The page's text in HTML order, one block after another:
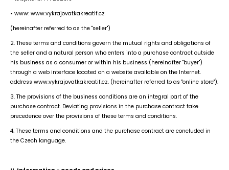
• www: www.vykrajovatkakreatif.cz
(hereinafter referred to as the "seller")
2. These terms and conditions govern the mutual rights and obligations of
the seller and a natural person who enters into a purchase contract outside
his business as a consumer or within his business (hereinafter "buyer")
through a web interface located on a website available on the Internet.
address www.vykrajovatkakreatif.cz. (hereinafter referred to as "online store").
3. The provisions of the business conditions are an integral part of the
purchase contract. Deviating provisions in the purchase contract take
precedence over the provisions of these terms and conditions.
4. These terms and conditions and the purchase contract are concluded in
the Czech language.